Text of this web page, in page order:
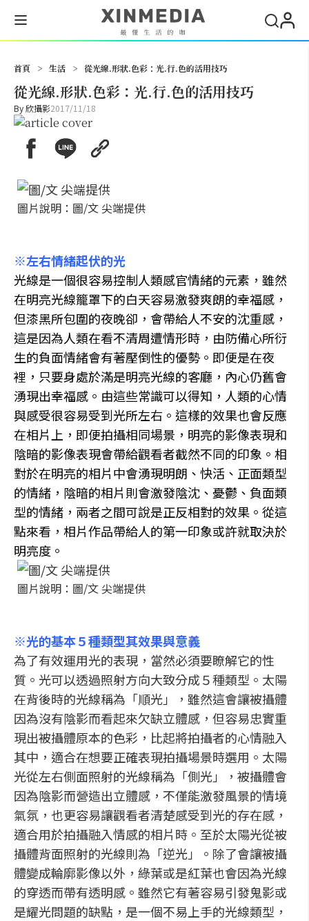
首頁 > 生活 > 從光線.形狀.色彩：光.行.色的活用技巧
從光線.形狀.色彩：光.行.色的活用技巧
By欣攝影2017/11/18
圖片說明：圖/文 尖端提供
※左右情緒起伏的光
光線是一個很容易控制人類感官情緒的元素，雖然
在明亮光線籠罩下的白天容易激發爽朗的幸福感，
但漆黑所包圍的夜晚卻，會帶給人不安的沈重感，
這是因為人類在看不清周遭情形時，由防備心所衍
生的負面情緒會有著壓倒性的優勢。即便是在夜
裡，只要身處於滿是明亮光線的客廳，內心仍舊會
湧現出幸福感。由這些常識可以得知，人類的心情
與感受很容易受到光所左右。這樣的效果也會反應
在相片上，即便拍攝相同場景，明亮的影像表現和
陰暗的影像表現會帶給觀看者截然不同的印象。相
對於在明亮的相片中會湧現明朗、快活、正面類型
的情緒，陰暗的相片則會激發陰沈、憂鬱、負面類
型的情緒，兩者之間可說是正反相對的效果。從這
點來看，相片作品帶給人的第一印象或許就取決於
明亮度。
圖片說明：圖/文 尖端提供
※光的基本５種類型其效果與意義
為了有效運用光的表現，當然必須要瞭解它的性
質。光可以透過照射方向大致分成５種類型。太陽
在背後時的光線稱為「順光」，雖然這會讓被攝體
因為沒有陰影而看起來欠缺立體感，但容易忠實重
現出被攝體原本的色彩，比起將拍攝者的心情融入
其中，適合在想要正確表現拍攝場景時選用。太陽
光從左右側面照射的光線稱為「側光」，被攝體會
因為陰影而營造出立體感，不僅能激發風景的情境
氣氛，也更容易讓觀看者清楚感受到光的存在感，
適合用於拍攝融入情感的相片時。至於太陽光從被
攝體背面照射的光線則為「逆光」。除了會讓被攝
體變成輪廓影像以外，綠葉或是紅葉也會因為光線
的穿透而帶有透明感。雖然它有著容易引發鬼影或
是耀光問題的缺點，是一個不易上手的光線類型，